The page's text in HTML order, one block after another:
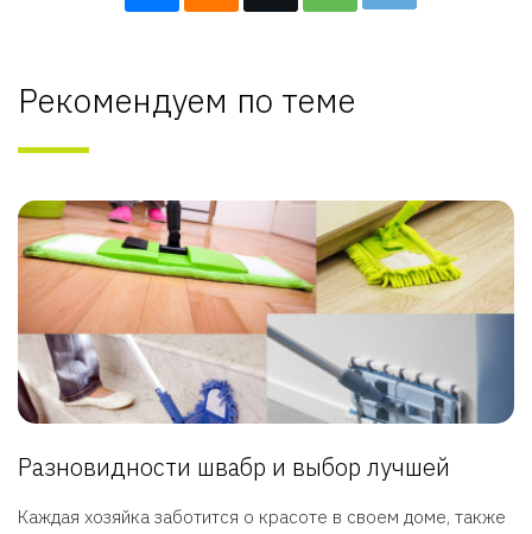
Рекомендуем по теме
Разновидности швабр и выбор лучшей
Каждая хозяйка заботится о красоте в своем доме, также